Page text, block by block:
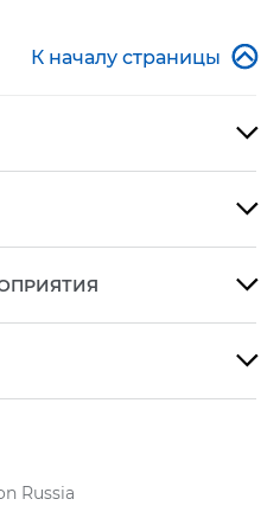
К началу страницы 




Russia